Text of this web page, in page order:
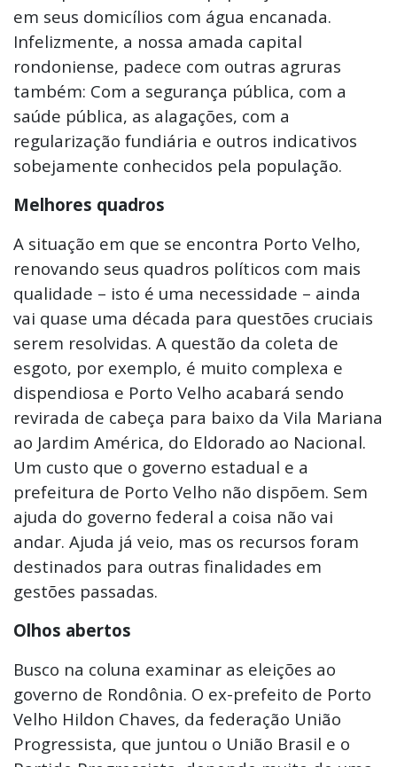
em seus domicílios com água encanada.
Infelizmente, a nossa amada capital
rondoniense, padece com outras agruras
também: Com a segurança pública, com a
saúde pública, as alagações, com a
regularização fundiária e outros indicativos
sobejamente conhecidos pela população.
Melhores quadros
A situação em que se encontra Porto Velho,
renovando seus quadros políticos com mais
qualidade – isto é uma necessidade – ainda
vai quase uma década para questões cruciais
serem resolvidas. A questão da coleta de
esgoto, por exemplo, é muito complexa e
dispendiosa e Porto Velho acabará sendo
revirada de cabeça para baixo da Vila Mariana
ao Jardim América, do Eldorado ao Nacional.
Um custo que o governo estadual e a
prefeitura de Porto Velho não dispõem. Sem
ajuda do governo federal a coisa não vai
andar. Ajuda já veio, mas os recursos foram
destinados para outras finalidades em
gestões passadas.
Olhos abertos
Busco na coluna examinar as eleições ao
governo de Rondônia. O ex-prefeito de Porto
Velho Hildon Chaves, da federação União
Progressista, que juntou o União Brasil e o